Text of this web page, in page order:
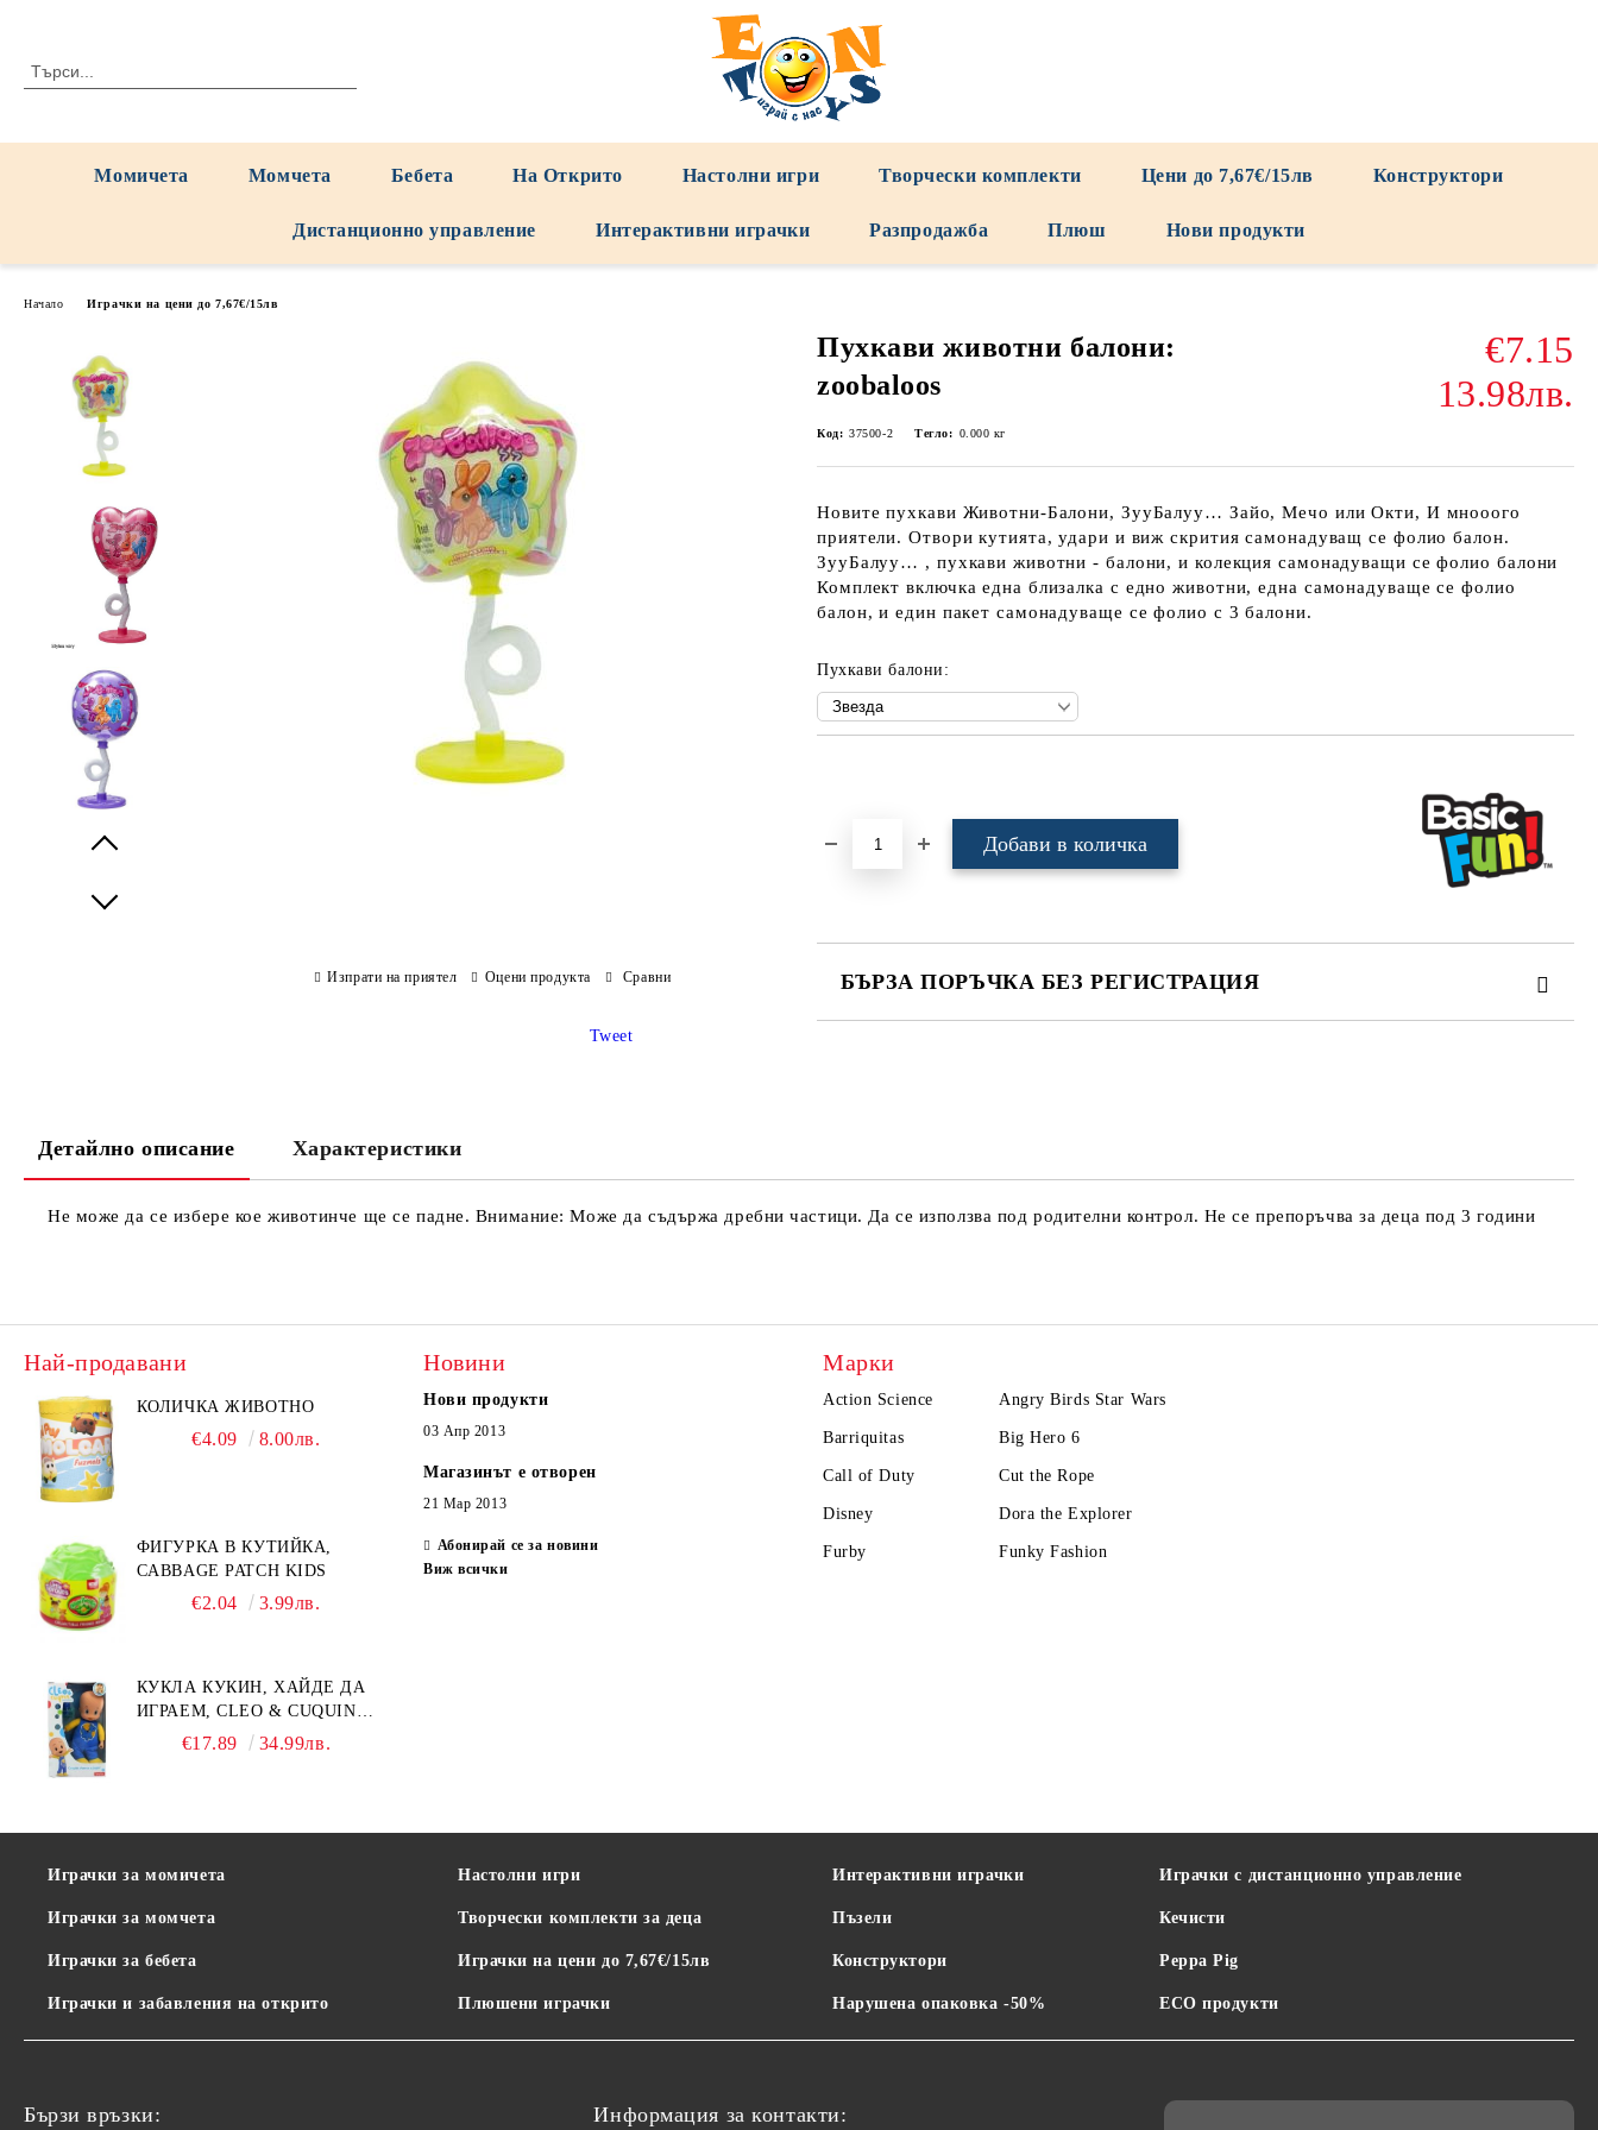
Момичета Момчета Бебета На Открито Настолни игри Творчески комплекти Цени до 7,67€/15лв Конструктори
Дистанционно управление Интерактивни играчки Разпродажба Плюш Нови продукти
Начало Играчки на цени до 7,67€/15лв
Пухкави животни балони:
zoobaloos
€7.15
13.98лв.
Код: 37500-2 Тегло: 0.000 кг
Новите пухкави Животни-Балони, ЗууБалуу… Зайо, Мечо или Окти, И мнооого
приятели. Отвори кутията, удари и виж скрития самонадуващ се фолио балон.
ЗууБалуу… , пухкави животни - балони, и колекция самонадуващи се фолио балони
Комплект включка една близалка с едно животни, една самонадуваще се фолио
балон, и един пакет самонадуваще се фолио с 3 балони.
Пухкави балони:
БЪРЗА ПОРЪЧКА БЕЗ РЕГИСТРАЦИЯ
Изпрати на приятел Оцени продукта Сравни
Tweet
Детайлно описание Характеристики
Не може да се избере кое животинче ще се падне. Внимание: Може да съдържа дребни частици. Да се използва под родителни контрол. Не се препоръчва за деца под 3 години
Най-продавани
КОЛИЧКА ЖИВОТНО
€4.09 8.00лв.
ФИГУРКА В КУТИЙКА,
CABBAGE PATCH KIDS
€2.04 3.99лв.
КУКЛА КУКИН, ХАЙДЕ ДА
ИГРАЕМ, CLEO & CUQUIN,
25 СМ.€17.89 34.99лв.
Новини
Нови продукти
03 Апр 2013
Магазинът е отворен
21 Мар 2013
Абонирай се за новини
Виж всички
Марки
Action Science Angry Birds Star Wars
Barriquitas Big Hero 6
Call of Duty Cut the Rope
Disney Dora the Explorer
Furby Funky Fashion
Играчки за момичета
Играчки за момчета
Играчки за бебета
Играчки и забавления на открито
Настолни игри
Творчески комплекти за деца
Играчки на цени до 7,67€/15лв
Плюшени играчки
Интерактивни играчки
Пъзели
Конструктори
Нарушена опаковка -50%
Играчки с дистанционно управление
Кечисти
Peppa Pig
ECO продукти
Бързи връзки:
Информация за контакти: